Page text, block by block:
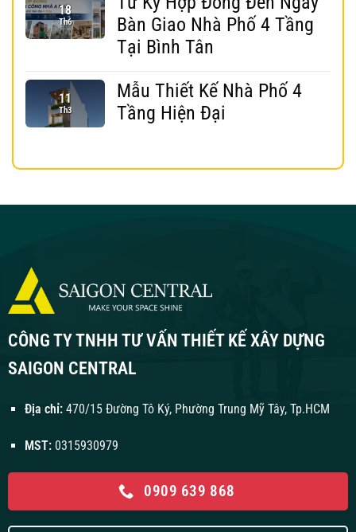
18
Th6
Bàn Giao Nhà Phố 4 Tầng
Tại Bình Tân
11
Th3
Mẫu Thiết Kế Nhà Phố 4
Tầng Hiện Đại
CÔNG TY TNHH TƯ VẤN THIẾT KẾ XÂY DỰNG
SAIGON CENTRAL
Địa chỉ:470/15 Đường Tô Ký, Phường Trung Mỹ Tây, Tp.HCM
MST: 0315930979
0909 639 868